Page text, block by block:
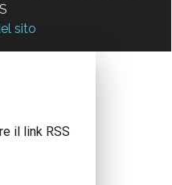
sito
il link RSS